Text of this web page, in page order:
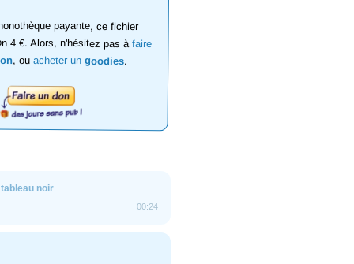
payante, ce fichier
4 €. Alors, n'hésitez pas àfaire
, ouacheter ungoodies.
noir
00:24